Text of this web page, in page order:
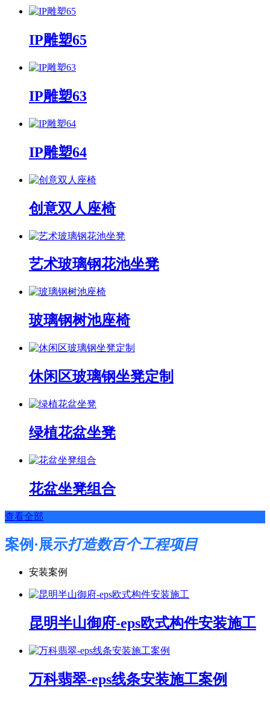
IP雕塑65
IP雕塑63
IP雕塑64
创意双人座椅
艺术玻璃钢花池坐凳
玻璃钢树池座椅
休闲区玻璃钢坐凳定制
绿植花盆坐凳
花盆坐凳组合
查看全部
案例·展示打造数百个工程项目
安装案例
昆明半山御府-eps欧式构件安装施工
万科翡翠-eps线条安装施工案例